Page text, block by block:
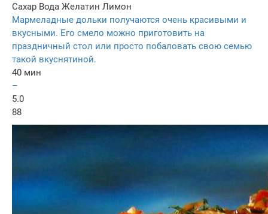
Сахар Вода Желатин Лимон
Мармеладные дольки получаются очень красивыми и
вкусными. Его смело можно приготовить на
праздничный стол или просто побаловать свою семью
такой вкуснятиной.
40 мин
–
5.0
88